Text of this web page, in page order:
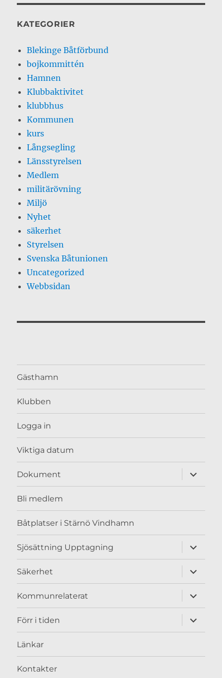
KATEGORIER
Blekinge Båtförbund
bojkommittén
Hamnen
Klubbaktivitet
klubbhus
Kommunen
kurs
Långsegling
Länsstyrelsen
Medlem
militärövning
Miljö
Nyhet
säkerhet
Styrelsen
Svenska Båtunionen
Uncategorized
Webbsidan
Gästhamn
Klubben
Logga in
Viktiga datum
Dokument
Bli medlem
Båtplatser i Stärnö Vindhamn
Sjösättning Upptagning
Säkerhet
Kommunrelaterat
Förr i tiden
Länkar
Kontakter